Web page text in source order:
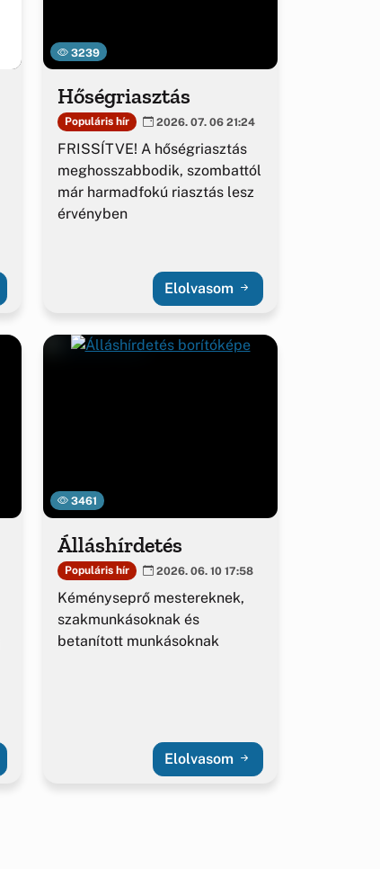
3239
Hőségriasztás
Populáris hír 2026. 07. 06 21:24
FRISSÍTVE! A hőségriasztás
meghosszabbodik, szombattól
már harmadfokú riasztás lesz
érvényben
Elolvasom
3461
Álláshírdetés
Populáris hír 2026. 06. 10 17:58
Kéményseprő mestereknek,
szakmunkásoknak és
betanított munkásoknak
Elolvasom